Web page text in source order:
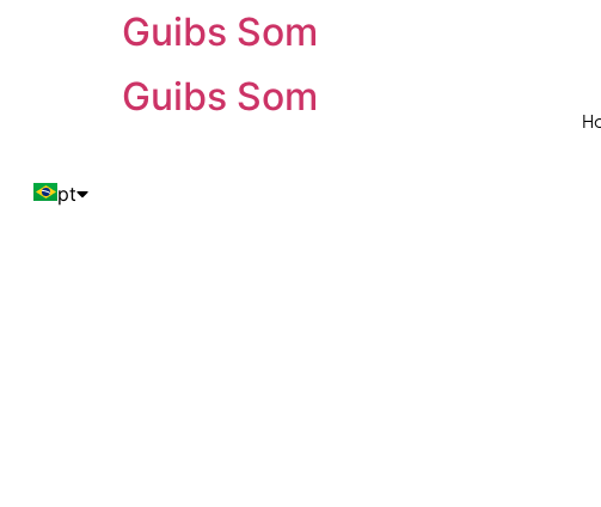
pt
Guibs Som
Guibs Som